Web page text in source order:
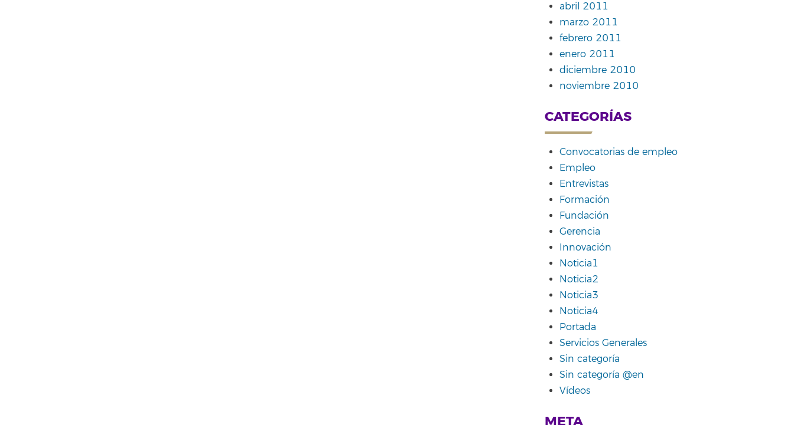
abril 2011
marzo 2011
febrero 2011
enero 2011
diciembre 2010
noviembre 2010
CATEGORÍAS
Convocatorias de empleo
Empleo
Entrevistas
Formación
Fundación
Gerencia
Innovación
Noticia1
Noticia2
Noticia3
Noticia4
Portada
Servicios Generales
Sin categoría
Sin categoría @en
Vídeos
META